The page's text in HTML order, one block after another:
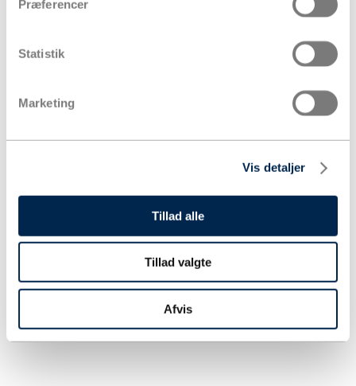
Præferencer
Statistik
Marketing
Vis detaljer
Tillad alle
Tillad valgte
Afvis